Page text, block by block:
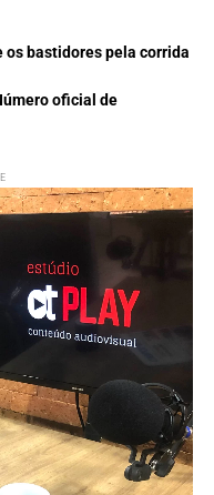
os bastidores pela corrida
oficial de